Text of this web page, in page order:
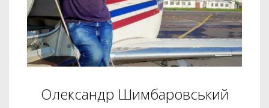
Олександр Шимбаровський